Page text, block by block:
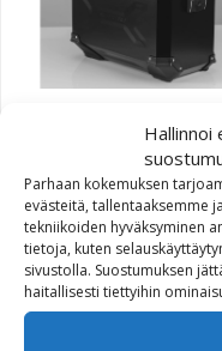
Hallinnoi
Parhaan kokemuksen
evästeitä, tallentaaksemme
tekniikoiden hyväksyminen
tietoja, kuten
sivustolla. Suostumuksen
haitallisesti tiettyihin
TRAX ADV Pannier
1 140,00€